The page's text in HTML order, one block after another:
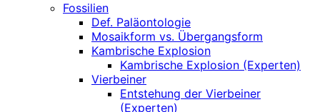
Fossilien
Def. Paläontologie
Mosaikform vs. Übergangsform
Kambrische Explosion
Kambrische Explosion (Experten)
Vierbeiner
Entstehung der Vierbeiner
(Experten)